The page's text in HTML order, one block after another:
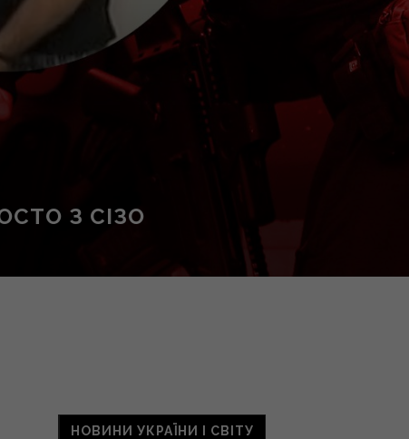
З СІЗО
НОВИНИ УКРАЇНИ І СВІТУ